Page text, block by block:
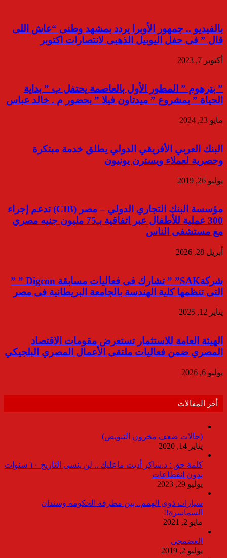
بالفيديو .. جمهور الأوبرا يردد بمشهد وطنى “عاش اللى
قال ” فى حفل اليوبيل الذهبى لانتصارات اكتوبر
أكتوبر 7, 2023
” بترهوم ” المطور الأول بالعاصمة يحتفل ب ” بداية
الحياة ” بمشروع ” ميدتاون فيلا ” بحضور م . خالد عباس
مايو 23, 2024
البنك العربي الأفريقي الدولي يطلق خدمة مبتكرة
وحصرية لعملاء ويسترن يونيون
يوليو 26, 2019
مؤسسة البنك التجاري الدولي – مصر (CIB) تدعم إجراء
300 عملية للأطفال عبر اتفاقية بـ75 مليون جنيه مصري
مع مستشفى الناس
أبريل 28, 2026
شركةSAK” ” تشارك فى فعاليات مسابقة Digcon ” ”
التى تنظمها كلية الهندسة بالجامعة البريطانية فى مصر
يناير 12, 2025
الهيئة العامة للاستثمار تستعرض مقومات الاقتصاد
المصري ضمن فعاليات ملتقى الأعمال المصري البلجيكي
يوليو 6, 2026
أخر المقالات
(حالات ضعف مخزون التبويض)
يناير 14, 2020
كلمة حق : د.شاكر أديت ماعليك .. لن ينسى التاريخ ١٠ سنوات
بدون انقطاعات
يوليو 29, 2023
سيارات ذوى الهمم.. بين مطرقة الحكومة وسندان
السماسرة!!
مايو 2, 2021
العضمجى
يوليو 2, 2019